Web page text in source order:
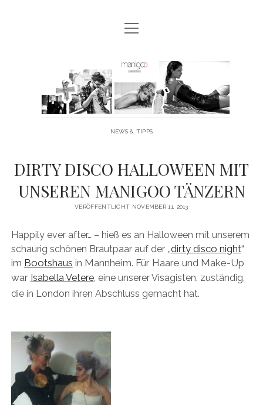
MANIGOO BLOG
MANIGOO MODELS
IMPRESSUM & DATENSCHUTZ
Menü
öffnen
Manigoo
NEWS & TIPPS
DIRTY DISCO HALLOWEEN MIT
UNSEREN MANIGOO TÄNZERN
VERÖFFENTLICHT NOVEMBER 11, 2013
Happily ever after… – hieß es an Halloween mit unserem
schaurig schönen Brautpaar auf der „dirty disco night“
im Bootshaus in Mannheim. Für Haare und Make-Up
war Isabella Vetere, eine unserer Visagisten, zuständig,
die in London ihren Abschluss gemacht hat.